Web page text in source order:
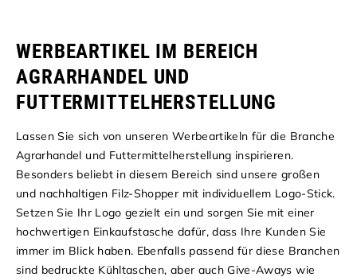
WERBEARTIKEL IM BEREICH
AGRARHANDEL UND
FUTTERMITTELHERSTELLUNG
Lassen Sie sich von unseren Werbeartikeln für die Branche
Agrarhandel und Futtermittelherstellung inspirieren.
Besonders beliebt in diesem Bereich sind unsere großen
und nachhaltigen Filz-Shopper mit individuellem Logo-Stick.
Setzen Sie Ihr Logo gezielt ein und sorgen Sie mit einer
hochwertigen Einkaufstasche dafür, dass Ihre Kunden Sie
immer im Blick haben. Ebenfalls passend für diese Branchen
sind bedruckte Kühltaschen, aber auch Give-Aways wie